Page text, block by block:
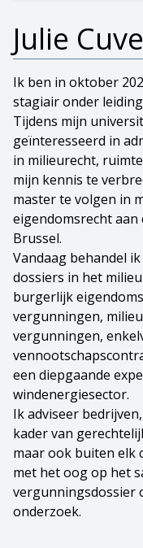
Julie
Ik ben in oktober
stagiair onder leiding
Tijdens mijn
geïnteresseerd in
in milieurecht,
mijn kennis te
master te volgen in
eigendomsrecht
Brussel.
Vandaag behandel
dossiers in het
burgerlijk
vergunningen,
vergunningen,
een diepgaande
windenergiesector.
Ik adviseer
kader van
maar ook buiten elk
met het oog op het
vergunningsdossier
onderzoek.